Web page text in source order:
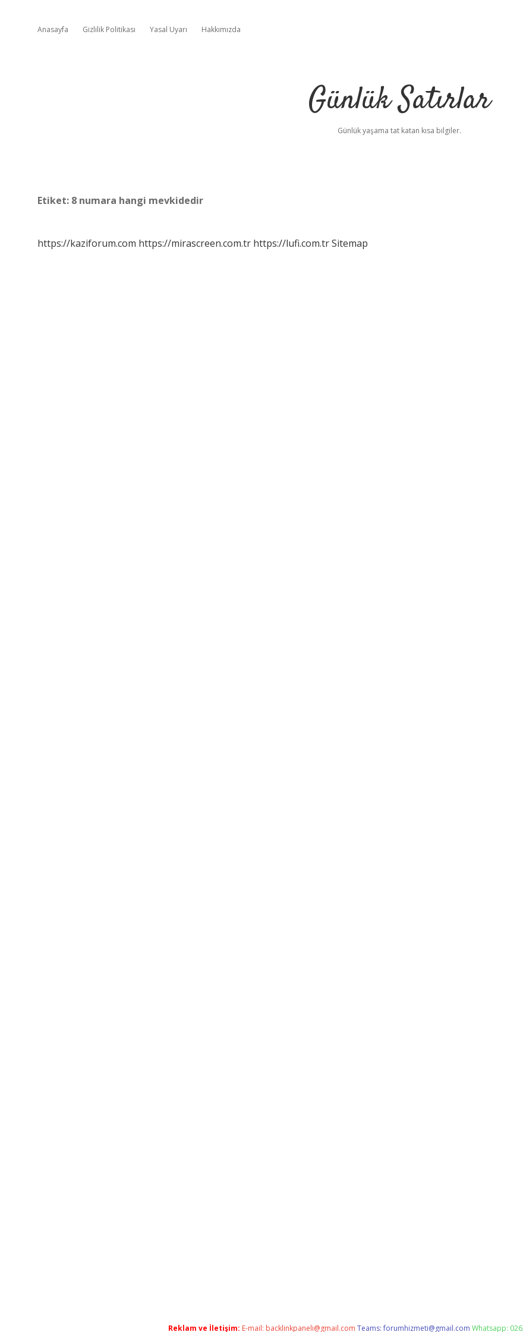
Anasayfa Gizlilik Politikası Yasal Uyarı Hakkımızda
Günlük Satırlar
Günlük yaşama tat katan kısa bilgiler.
Etiket: 8 numara hangi mevkidedir
https://kaziforum.com https://mirascreen.com.tr https://lufi.com.trSitemap
Reklam ve İletişim: E-mail: backlinkpaneli@gmail.com Teams:forumhizmeti@gmail.com Whatsapp: